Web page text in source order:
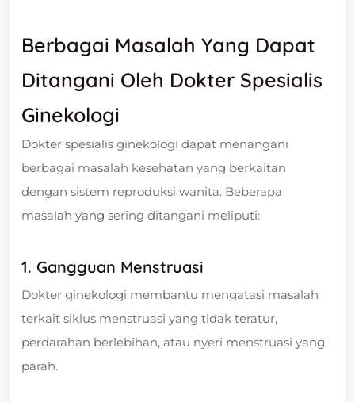
Berbagai Masalah Yang Dapat
Ditangani Oleh Dokter Spesialis
Ginekologi
Dokter spesialis ginekologi dapat menangani
berbagai masalah kesehatan yang berkaitan
dengan sistem reproduksi wanita. Beberapa
masalah yang sering ditangani meliputi:
1. Gangguan Menstruasi
Dokter ginekologi membantu mengatasi masalah
terkait siklus menstruasi yang tidak teratur,
perdarahan berlebihan, atau nyeri menstruasi yang
parah.